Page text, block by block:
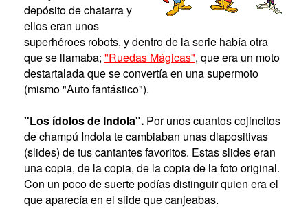
depósito de chatarra y
ellos eran unos
superhéroes robots, y dentro de la serie había otra
que se llamaba; "Ruedas Mágicas", que era un moto
destartalada que se convertía en una supermoto
(mismo "Auto fantástico").
"Los ídolos de Indola". Por unos cuantos cojincitos
de champú Indola te cambiaban unas diapositivas
(slides) de tus cantantes favoritos. Estas slides eran
una copia, de la copia, de la copia de la foto original.
Con un poco de suerte podías distinguir quien era el
que aparecía en el slide que canjeabas.